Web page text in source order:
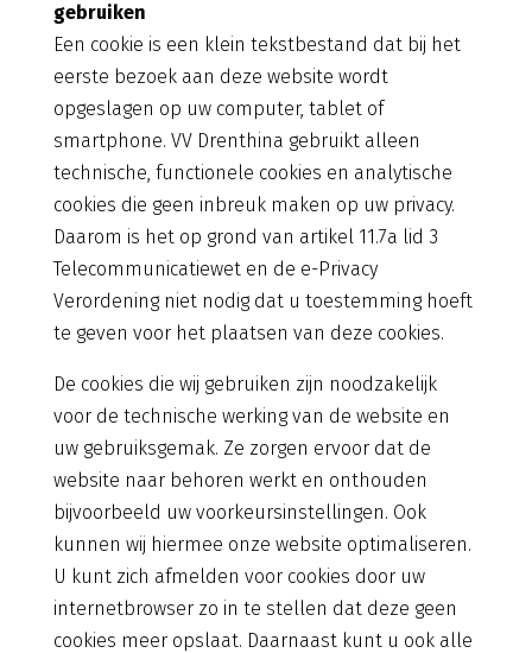
gebruiken
Een cookie is een klein tekstbestand dat bij het
eerste bezoek aan deze website wordt
opgeslagen op uw computer, tablet of
smartphone. VV Drenthina gebruikt alleen
technische, functionele cookies en analytische
cookies die geen inbreuk maken op uw privacy.
Daarom is het op grond van artikel 11.7a lid 3
Telecommunicatiewet en de e-Privacy
Verordening niet nodig dat u toestemming hoeft
te geven voor het plaatsen van deze cookies.
De cookies die wij gebruiken zijn noodzakelijk
voor de technische werking van de website en
uw gebruiksgemak. Ze zorgen ervoor dat de
website naar behoren werkt en onthouden
bijvoorbeeld uw voorkeursinstellingen. Ook
kunnen wij hiermee onze website optimaliseren.
U kunt zich afmelden voor cookies door uw
internetbrowser zo in te stellen dat deze geen
cookies meer opslaat. Daarnaast kunt u ook alle